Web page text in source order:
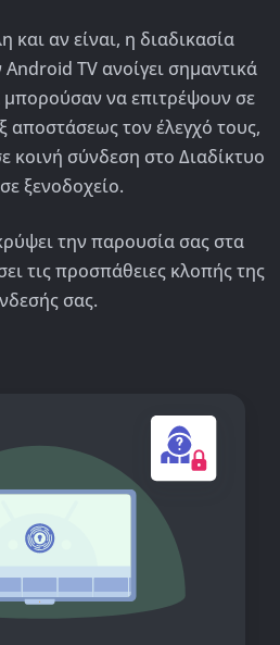
αν είναι, η διαδικασία
TV ανοίγει σημαντικά
να επιτρέψουν σε
αποστάσεως τον έλεγχό τους,
κοινή σύνδεση στο Διαδίκτυο
ξενοδοχείο.
την παρουσία σας στα
τις προσπάθειες κλοπής της
σας.